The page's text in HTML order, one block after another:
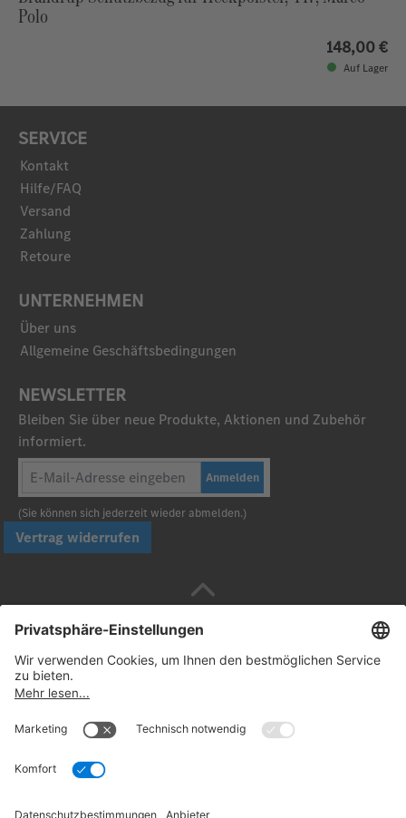
Polo
148,00 €
Auf Lager
SERVICE
Kontakt
Hilfe/FAQ
Versand
Zahlung
Retoure
UNTERNEHMEN
Über uns
Allgemeine Geschäftsbedingungen
NEWSLETTER
Bleiben Sie über neue Produkte, Aktionen und Zubehör
informiert.
Anmelden
(Sie können sich jederzeit wieder abmelden.)
Vertrag widerrufen
Sicher bezahlen mit